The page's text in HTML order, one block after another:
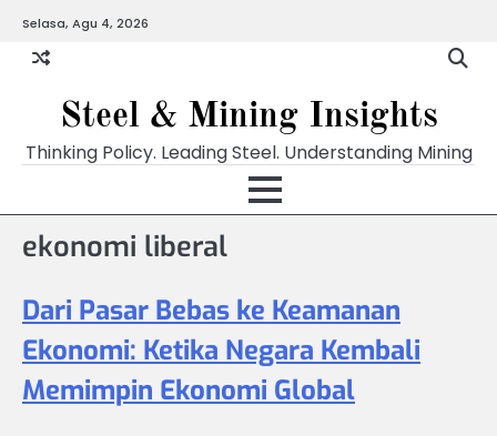
content
Selasa, Agu 4, 2026
Steel & Mining Insights
Thinking Policy. Leading Steel. Understanding Mining
ekonomi liberal
Dari Pasar Bebas ke Keamanan
Ekonomi: Ketika Negara Kembali
Memimpin Ekonomi Global